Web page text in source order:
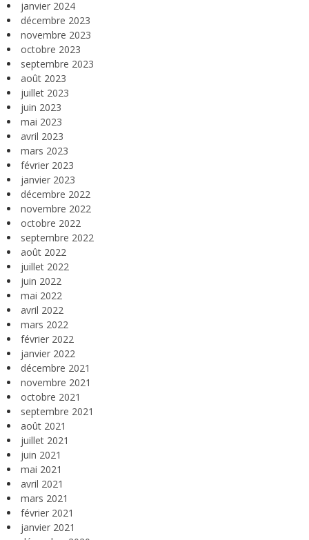
janvier 2024
décembre 2023
novembre 2023
octobre 2023
septembre 2023
août 2023
juillet 2023
juin 2023
mai 2023
avril 2023
mars 2023
février 2023
janvier 2023
décembre 2022
novembre 2022
octobre 2022
septembre 2022
août 2022
juillet 2022
juin 2022
mai 2022
avril 2022
mars 2022
février 2022
janvier 2022
décembre 2021
novembre 2021
octobre 2021
septembre 2021
août 2021
juillet 2021
juin 2021
mai 2021
avril 2021
mars 2021
février 2021
janvier 2021